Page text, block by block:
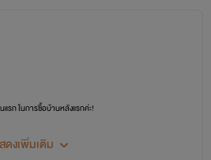
แรก ในการซื้อบ้านหลังแรกค่ะ!
ห้ไรท์ด้วยนะคะ ฮึบๆ # ขอให้สนุกกับนิยายค่ะ
ดงเพิ่มเติม